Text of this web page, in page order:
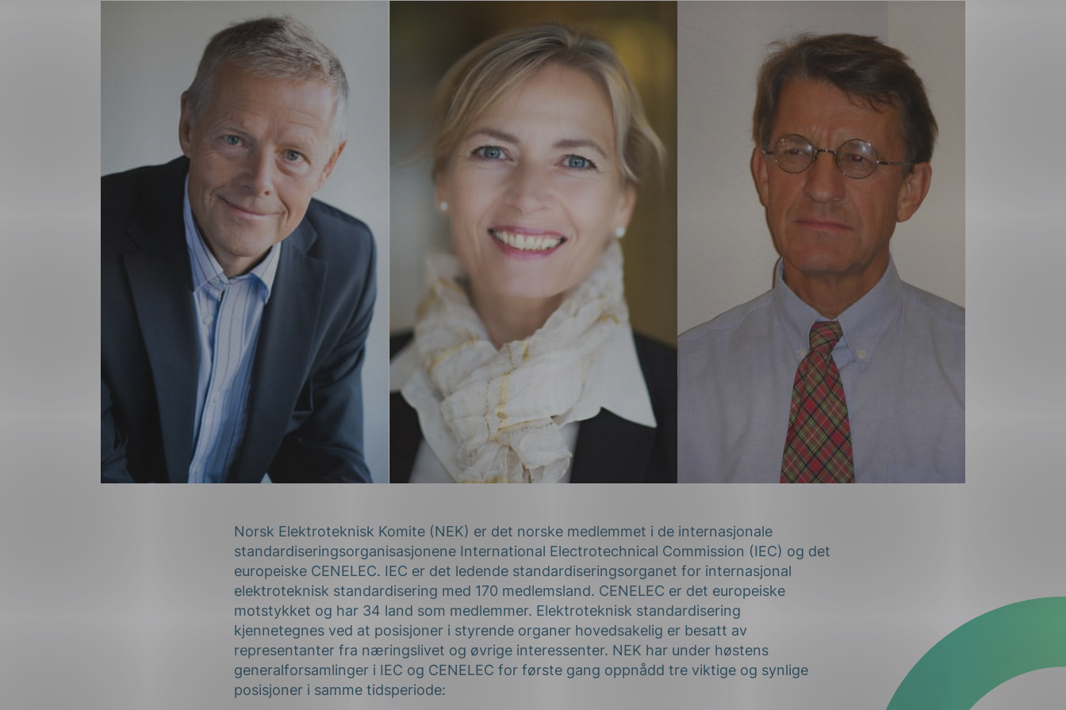
Industri og automatisering
Lavspenning
Maritime elinstallasjoner
Overføring og distribusjon
Samferdsel
Velferdsteknologi
Norsk English
Norsk Elektroteknisk Komite (NEK) er det norske medlemmet i de internasjonale
standardiseringsorganisasjonene International Electrotechnical Commission (IEC) og det
europeiske CENELEC. IEC er det ledende standardiseringsorganet for internasjonal
elektroteknisk standardisering med 170 medlemsland. CENELEC er det europeiske
motstykket og har 34 land som medlemmer. Elektroteknisk standardisering
kjennetegnes ved at posisjoner i styrende organer hovedsakelig er besatt av
representanter fra næringslivet og øvrige interessenter. NEK har under høstens
generalforsamlinger i IEC og CENELEC for første gang oppnådd tre viktige og synlige
posisjoner i samme tidsperiode: